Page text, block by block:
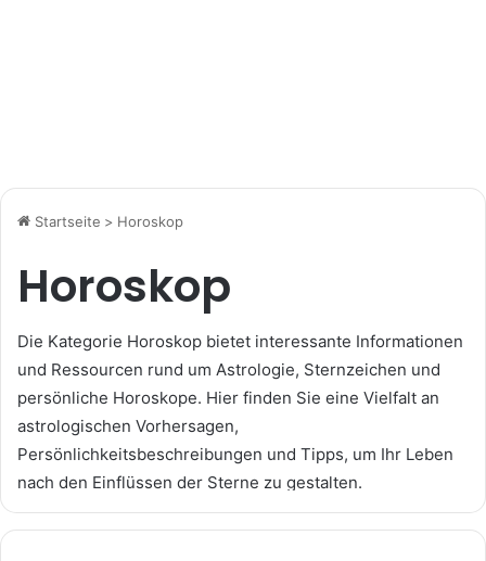
Startseite > Horoskop
Horoskop
Die Kategorie Horoskop bietet interessante Informationen
und Ressourcen rund um Astrologie, Sternzeichen und
persönliche Horoskope. Hier finden Sie eine Vielfalt an
astrologischen Vorhersagen,
Persönlichkeitsbeschreibungen und Tipps, um Ihr Leben
nach den Einflüssen der Sterne zu gestalten.
In dieser Kategorie können Sie mehr über Ihr eigenes